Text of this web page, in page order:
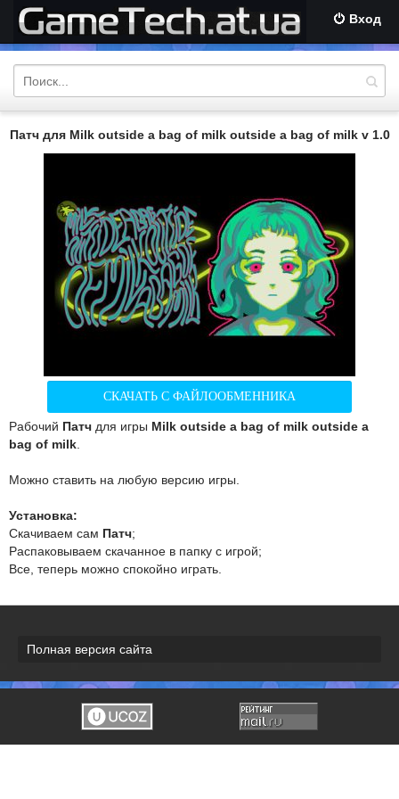
Вход
Патч для Milk outside a bag of milk outside a bag of milk v 1.0
СКАЧАТЬ С ФАЙЛООБМЕННИКА
Рабочий Патч для игры Milk outside a bag of milk outside a
bag of milk
Можно ставить на любую версию игры.
Установка:
Скачиваем сам Патч;
Распаковываем скачанное в папку с игрой;
Все, теперь можно спокойно играть.
Полная версия сайта